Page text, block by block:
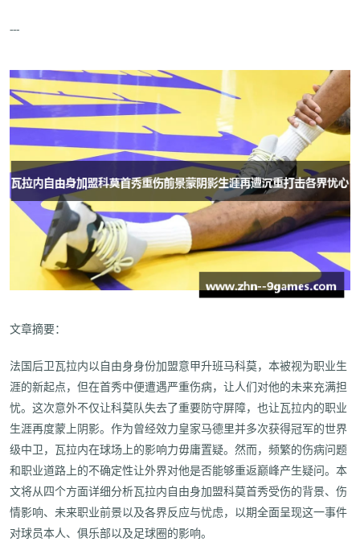
---
文章摘要：
法国后卫瓦拉内以自由身身份加盟意甲升班马科莫，本被视为职业生
涯的新起点，但在首秀中便遭遇严重伤病，让人们对他的未来充满担
忧。这次意外不仅让科莫队失去了重要防守屏障，也让瓦拉内的职业
生涯再度蒙上阴影。作为曾经效力皇家马德里并多次获得冠军的世界
级中卫，瓦拉内在球场上的影响力毋庸置疑。然而，频繁的伤病问题
和职业道路上的不确定性让外界对他是否能够重返巅峰产生疑问。本
文将从四个方面详细分析瓦拉内自由身加盟科莫首秀受伤的背景、伤
情影响、未来职业前景以及各界反应与忧虑，以期全面呈现这一事件
对球员本人、俱乐部以及足球圈的影响。